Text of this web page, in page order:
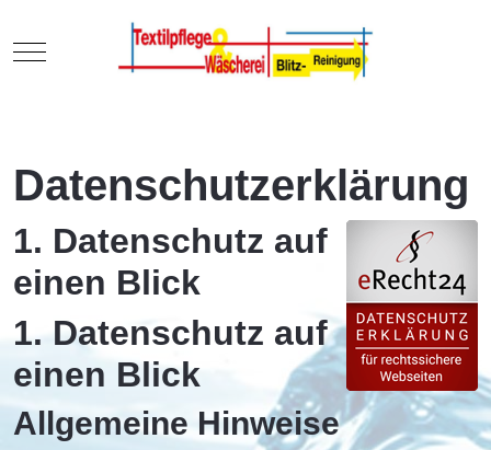
Mobile Menu Toggle
Datenschutzerklärung
1. Datenschutz auf
einen Blick
1. Datenschutz auf
einen Blick
Allgemeine Hinweise